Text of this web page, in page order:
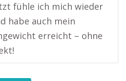
fühle ich mich wieder
habe auch mein
erreicht – ohne